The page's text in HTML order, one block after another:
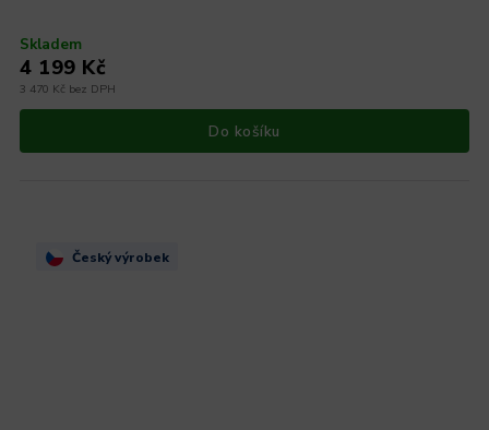
Skladem
3 470 Kč bez DPH
4 199 Kč
Do košíku
Český výrobek